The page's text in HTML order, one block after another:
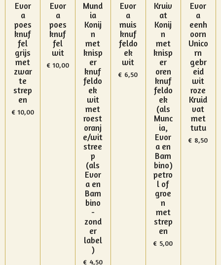
Evor
a
poes
knuf
fel
grijs
met
zwar
te
strep
en
€ 10,00
Evor
a
poes
knuf
fel
wit
€ 10,00
Mund
ia
Konij
n
met
knisp
er
knuf
feldo
ek
wit
met
roest
oranj
e/wit
stree
p
(als
Evor
a en
Bam
bino
-
zond
er
label
)
€ 4,50
Evor
a
muis
knuf
feldo
ek
wit
€ 6,50
Kruiv
at
Konij
n
met
knisp
er
oren
knuf
feldo
ek
(als
Munc
ia,
Evor
a en
Bam
bino)
petro
l of
groe
n
met
strep
en
€ 5,00
Evor
a
eenh
oorn
Unico
rn
gebr
eid
wit
roze
Kruid
vat
met
tutu
€ 8,50